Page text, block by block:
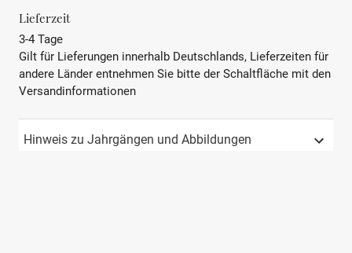
Lieferzeit
3-4 Tage
Gilt für Lieferungen innerhalb Deutschlands, Lieferzeiten für
andere Länder entnehmen Sie bitte der Schaltfläche mit den
Versandinformationen
Hinweis zu Jahrgängen und Abbildungen